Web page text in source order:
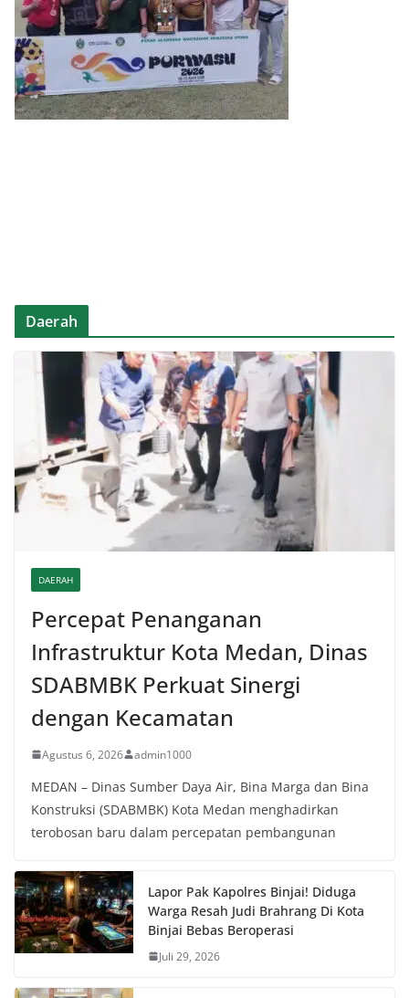
Daerah
DAERAH
Percepat Penanganan
Infrastruktur Kota Medan, Dinas
SDABMBK Perkuat Sinergi
dengan Kecamatan
Agustus 6, 2026 admin1000
MEDAN – Dinas Sumber Daya Air, Bina Marga dan Bina
Konstruksi (SDABMBK) Kota Medan menghadirkan
terobosan baru dalam percepatan pembangunan
Lapor Pak Kapolres Binjai! Diduga
Warga Resah Judi Brahrang Di Kota
Binjai Bebas Beroperasi
Juli 29, 2026